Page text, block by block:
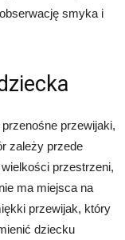
smyka i
przewijaki,
zależy przede
przestrzeni,
ma miejsca na
przewijak, który
dziecku